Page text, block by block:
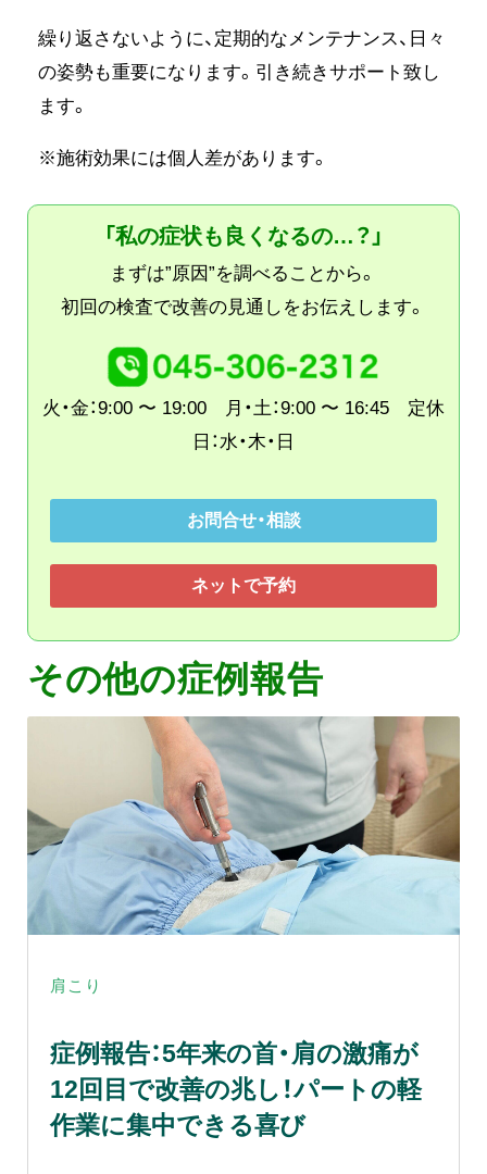
繰り返さないように、定期的なメンテナンス、日々
の姿勢も重要になります。引き続きサポート致し
ます。
※施術効果には個人差があります。
「私の症状も良くなるの…？」
まずは”原因”を調べることから。
初回の検査で改善の見通しをお伝えします。
火・金：9:00 〜 19:00 月・土：9:00 〜 16:45 定休
日：水・木・日
お問合せ・相談
ネットで予約
その他の症例報告
肩こり
症例報告：5年来の首・肩の激痛が
12回目で改善の兆し！パートの軽
作業に集中できる喜び